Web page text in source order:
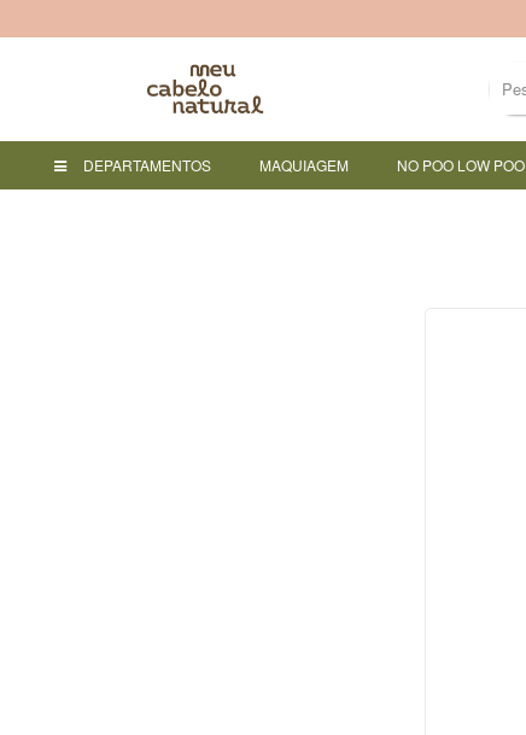
DEPARTAMENTOS MAQUIAGEM NO POO LOW POO